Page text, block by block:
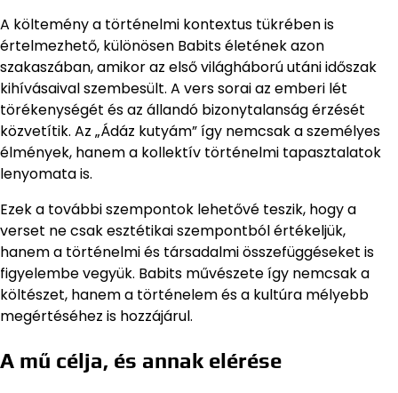
A költemény a történelmi kontextus tükrében is
értelmezhető, különösen Babits életének azon
szakaszában, amikor az első világháború utáni időszak
kihívásaival szembesült. A vers sorai az emberi lét
törékenységét és az állandó bizonytalanság érzését
közvetítik. Az „Ádáz kutyám” így nemcsak a személyes
élmények, hanem a kollektív történelmi tapasztalatok
lenyomata is.
Ezek a további szempontok lehetővé teszik, hogy a
verset ne csak esztétikai szempontból értékeljük,
hanem a történelmi és társadalmi összefüggéseket is
figyelembe vegyük. Babits művészete így nemcsak a
költészet, hanem a történelem és a kultúra mélyebb
megértéséhez is hozzájárul.
A mű célja, és annak elérése